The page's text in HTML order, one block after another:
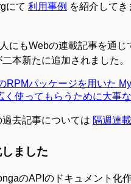
にて 利用事例 を紹介してき
にもWebの連載記事を通
本新たに追加されました。
RPMパッケージを用いた
く使ってもらうために大事
去記事については 隔週連
ました
のAPIのドキュメント化